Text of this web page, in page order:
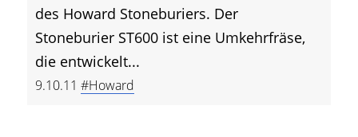
des Howard Stoneburiers. Der
Stoneburier ST600 ist eine Umkehrfräse,
die entwickelt...
9.10.11 #Howard